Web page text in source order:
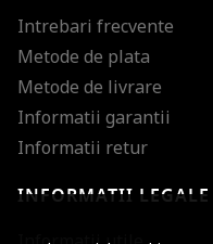
Intrebari frecvente
Metode de plata
Metode de livrare
Informatii garantii
Informatii retur
INFORMATII LEGALE